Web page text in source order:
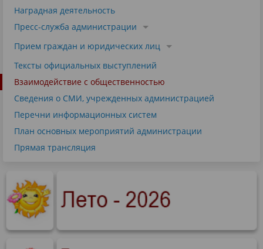
Наградная деятельность
Пресс-служба администрации
Прием граждан и юридических лиц
Тексты официальных выступлений
Взаимодействие с общественностью
Сведения о СМИ, учрежденных администрацией
Перечни информационных систем
План основных мероприятий администрации
Прямая трансляция